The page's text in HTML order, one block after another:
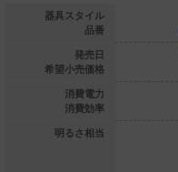
器具スタイル
品番
発売日
希望小売価格
消費電力
消費効率
明るさ相当
防犯灯
円(税抜)
6.3
107.9
形1灯器具相